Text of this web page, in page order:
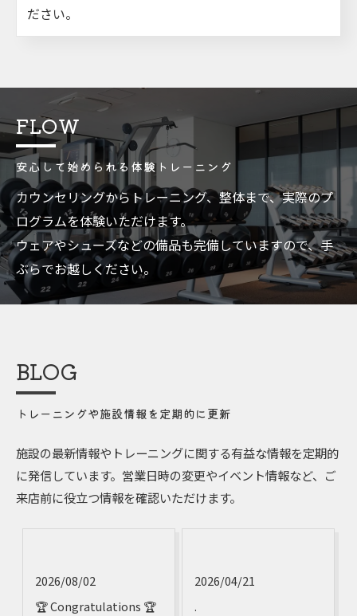
ださい。
FLOW
安心して始められる体験トレーニング
カウンセリングからトレーニング、整体まで、実際のプ
ログラムを体験いただけます。
ウェアやシューズなどの備品も完備していますので、手
ぶらでお越しください。
BLOG
トレーニングや施設情報を定期的に更新
施設の最新情報やトレーニングに関する有益な情報を定期的
に発信しています。営業日時の変更やイベント情報など、ご
来店前に役立つ情報を確認いただけます。
2026/08/02
🏆 Congratulations 🏆
2026/04/21
.